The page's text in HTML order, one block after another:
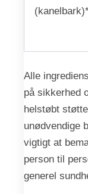
Alle
på sikkerhed
helstøbt
unødvendige
vigtigt at
person til
generel